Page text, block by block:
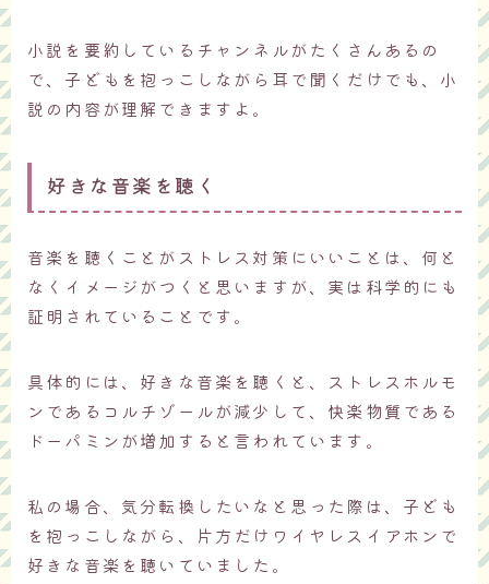
小説を要約しているチャンネルがたくさんあるの
で、子どもを抱っこしながら耳で聞くだけでも、小
説の内容が理解できますよ。
好きな音楽を聴く
音楽を聴くことがストレス対策にいいことは、何と
なくイメージがつくと思いますが、実は科学的にも
証明されていることです。
具体的には、好きな音楽を聴くと、ストレスホルモ
ンであるコルチゾールが減少して、快楽物質である
ドーパミンが増加すると言われています。
私の場合、気分転換したいなと思った際は、子ども
を抱っこしながら、片方だけワイヤレスイアホンで
好きな音楽を聴いていました。